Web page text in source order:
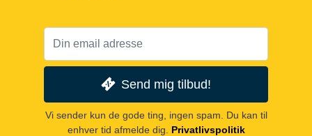
Send mig tilbud!
Vi sender kun de gode ting, ingen spam. Du kan til
enhver tid afmelde dig.
Privatlivspolitik